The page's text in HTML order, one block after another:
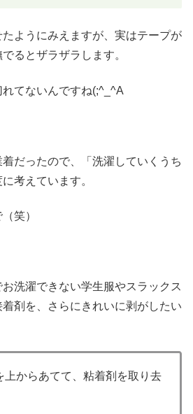
ようにみえますが、実はテープが
るとザラザラします。
てないんですね(;^_^A
だったので、「洗濯していくうち
考えています。
笑）
洗濯できない学生服やスラックス
剤を、さらにきれいに剥がしたい
上からあてて、粘着剤を取り去